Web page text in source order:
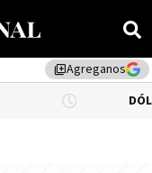
library_addAgreganos
DÓLAR BNA